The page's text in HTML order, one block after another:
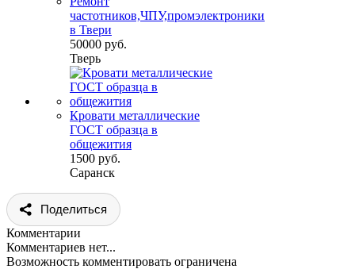
частотников,ЧПУ,промэлектроники
в Твери
50000 руб.
Тверь
Кровати металлические
ГОСТ образца в
общежития
1500 руб.
Саранск
Поделиться
Комментарии
Комментариев нет...
Возможность комментировать ограничена